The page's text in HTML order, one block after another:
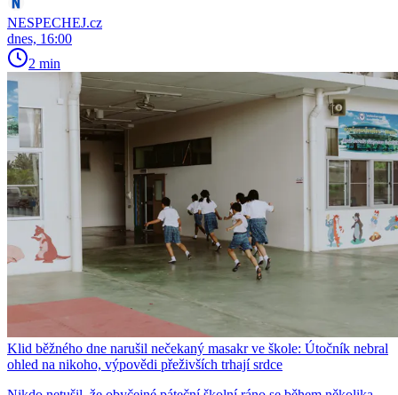
NESPECHEJ.cz
dnes, 16:00
2 min
Klid běžného dne narušil nečekaný masakr ve škole: Útočník nebral
ohled na nikoho, výpovědi přeživších trhají srdce